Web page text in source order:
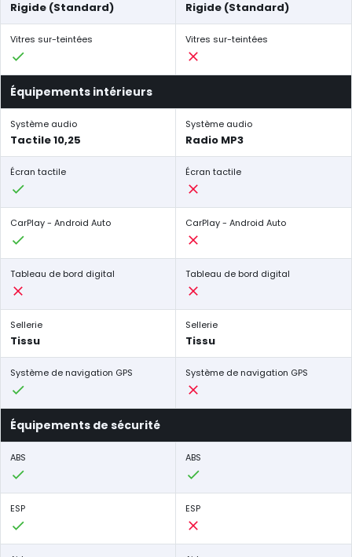
Rigide (Standard) Rigide (Standard)
Vitres sur-teintées Vitres sur-teintées
Équipements intérieurs
Système audio
Tactile 10,25
Système audio
Radio MP3
Écran tactile Écran tactile
CarPlay - Android Auto CarPlay - Android Auto
Tableau de bord digital Tableau de bord digital
Sellerie
Tissu
Sellerie
Tissu
Système de navigation GPS Système de navigation GPS
Équipements de sécurité
ABS ABS
ESP ESP